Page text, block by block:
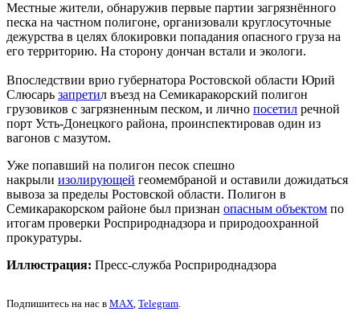
Местные жители, обнаружив первые партии загрязнённого
песка на частном полигоне, организовали круглосуточные
дежурства в целях блокировки попадания опасного груза на
его территорию. На сторону дончан встали и экологи.
Впоследствии врио губернатора Ростовской области Юрий
Слюсарь запретил въезд на Семикаракорский полигон
грузовиков с загрязненным песком, и лично посетил речной
порт Усть-Донецкого района, проинспектировав один из
вагонов с мазутом.
Уже попавший на полигон песок спешно
накрыли изолирующей геомембраной и оставили дожидаться
вывоза за пределы Ростовской области. Полигон в
Семикаракорском районе был признан опасным объектом по
итогам проверки Росприроднадзора и природоохранной
прокуратуры.
Иллюстрация: Пресс-служба Росприроднадзора
Подпишитесь на нас в MAX, Telegram.